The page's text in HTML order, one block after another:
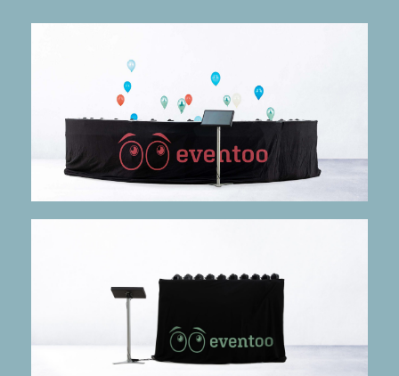
freezzFrame 20
Der Matrix-Effekt in großem Stil
mehr Infos
freezzFrame 10
Eingefrorene Bewegung
mehr Infos